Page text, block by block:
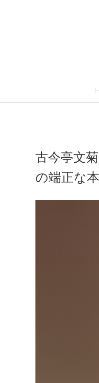
古今亭文
の端正な